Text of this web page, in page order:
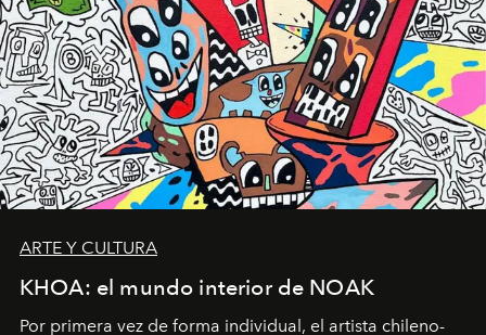
ARTE Y CULTURA
KHOA: el mundo interior de NOAK
Por primera vez de forma individual, el artista chileno-